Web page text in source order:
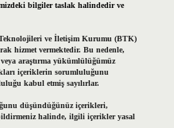
bilgiler taslak halindedir ve
Teknolojileri ve İletişim Kurumu (BTK)
hizmet vermektedir. Bu nedenle,
araştırma yükümlülüğümüz
içeriklerin sorumluluğunu
kabul etmiş sayılırlar.
düşündüğünüz içerikleri,
halinde, ilgili içerikler yasal